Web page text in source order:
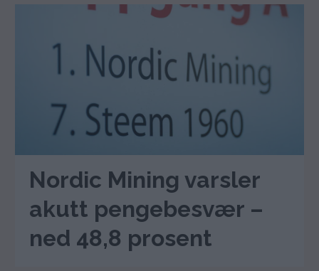
Nordic Mining varsler
akutt pengebesvær –
ned 48,8 prosent